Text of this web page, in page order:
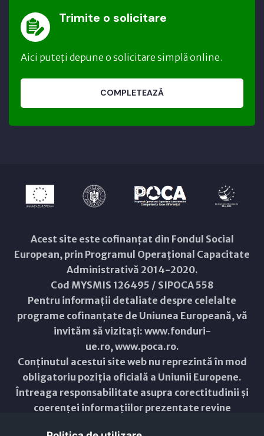
Trimite o solicitare
Aici puteți depune o solicitare simplă online.
COMPLETEAZĂ
Acest site este cofinanțat din Fondul Social
European, prin Programul Operațional Capacitate
Administrativă 2014-2020.
Cod MYSMIS 126495 / SIPOCA 558
Pentru informații detaliate despre celelalte
programe cofinanțate de Uniunea Europeană, vă
invităm să vizitați: www.fonduri-
ue.ro,www.poca.ro.
Conținutul acestui site web nu reprezintă în mod
obligatoriu poziția oficială a Uniunii Europene.
Întreaga responsabilitate asupra corectitudinii și
coerenței informațiilor prezentate revine